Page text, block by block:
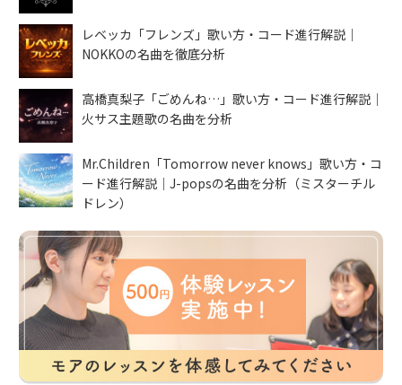
レベッカ「フレンズ」歌い方・コード進行解説｜
NOKKOの名曲を徹底分析
高橋真梨子「ごめんね…」歌い方・コード進行解説｜
火サス主題歌の名曲を分析
Mr.Children「Tomorrow never knows」歌い方・コ
ード進行解説｜J-popsの名曲を分析（ミスターチル
ドレン）